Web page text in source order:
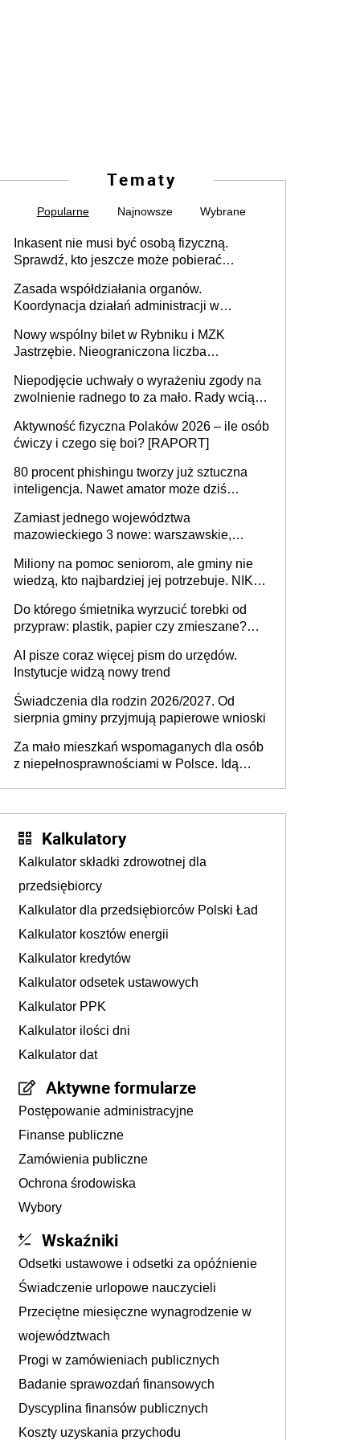
Tematy
Popularne Najnowsze Wybrane
Inkasent nie musi być osobą fizyczną.
Sprawdź, kto jeszcze może pobierać
Zasada współdziałania organów.
Koordynacja działań administracji w
Nowy wspólny bilet w Rybniku i MZK
Jastrzębie. Nieograniczona liczba
Niepodjęcie uchwały o wyrażeniu zgody na
zwolnienie radnego to za mało. Rady wciąż
rozstrzygać sprawy
Aktywność fizyczna Polaków 2026 – ile osób
ćwiczy i czego się boi? [RAPORT]
80 procent phishingu tworzy już sztuczna
inteligencja. Nawet amator może dziś
Zamiast jednego województwa
mazowieckiego 3 nowe: warszawskie,
Europie nie ma tak dużych jednostek
stołecznych
Miliony na pomoc seniorom, ale gminy nie
wiedzą, kto najbardziej jej potrzebuje. NIK
Do którego śmietnika wyrzucić torebki od
przypraw: plastik, papier czy zmieszane?
AI pisze coraz więcej pism do urzędów.
Instytucje widzą nowy trend
Świadczenia dla rodzin 2026/2027. Od
sierpnia gminy przyjmują papierowe wnioski
Za mało mieszkań wspomaganych dla osób
z niepełnosprawnościami w Polsce. Idą
Kalkulatory
Kalkulator składki zdrowotnej dla
przedsiębiorcy
Kalkulator dla przedsiębiorców Polski Ład
Kalkulator kosztów energii
Kalkulator kredytów
Kalkulator odsetek ustawowych
Kalkulator PPK
Kalkulator ilości dni
Kalkulator dat
Aktywne formularze
Postępowanie administracyjne
Finanse publiczne
Zamówienia publiczne
Ochrona środowiska
Wybory
Wskaźniki
Odsetki ustawowe i odsetki za opóźnienie
Świadczenie urlopowe nauczycieli
Przeciętne miesięczne wynagrodzenie w
województwach
Progi w zamówieniach publicznych
Badanie sprawozdań finansowych
Dyscyplina finansów publicznych
Koszty uzyskania przychodu